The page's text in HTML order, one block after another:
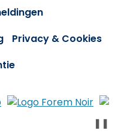
Privacy & Cookies
❚❚